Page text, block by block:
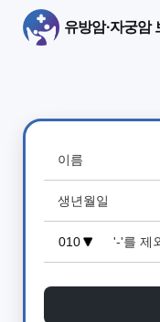
유방암·자궁암